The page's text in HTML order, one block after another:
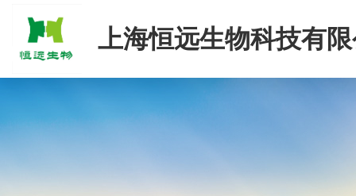
上海恒远生物科技有